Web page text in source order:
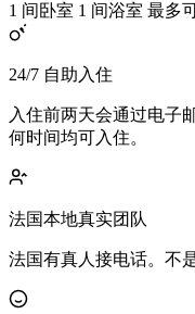
1 间卧室 1 间浴室 最多
24/7 自助入住
入住前两天会通过电子
何时间均可入住。
法国本地真实团队
法国有真人接电话。不